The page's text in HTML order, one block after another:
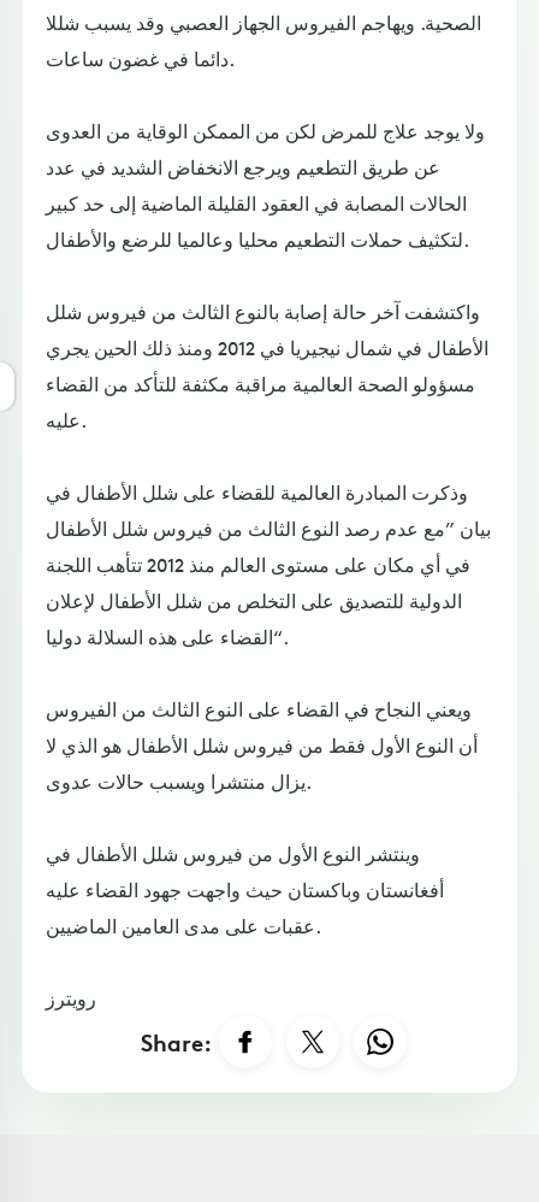
الصحية. ويهاجم الفيروس الجهاز العصبي وقد يسبب شللا
دائما في غضون ساعات.
ولا يوجد علاج للمرض لكن من الممكن الوقاية من العدوى
عن طريق التطعيم ويرجع الانخفاض الشديد في عدد
الحالات المصابة في العقود القليلة الماضية إلى حد كبير
لتكثيف حملات التطعيم محليا وعالميا للرضع والأطفال.
واكتشفت آخر حالة إصابة بالنوع الثالث من فيروس شلل
الأطفال في شمال نيجيريا في 2012 ومنذ ذلك الحين يجري
مسؤولو الصحة العالمية مراقبة مكثفة للتأكد من القضاء
عليه.
وذكرت المبادرة العالمية للقضاء على شلل الأطفال في
بيان ”مع عدم رصد النوع الثالث من فيروس شلل الأطفال
في أي مكان على مستوى العالم منذ 2012 تتأهب اللجنة
الدولية للتصديق على التخلص من شلل الأطفال لإعلان
القضاء على هذه السلالة دوليا“.
ويعني النجاح في القضاء على النوع الثالث من الفيروس
أن النوع الأول فقط من فيروس شلل الأطفال هو الذي لا
يزال منتشرا ويسبب حالات عدوى.
وينتشر النوع الأول من فيروس شلل الأطفال في
أفغانستان وباكستان حيث واجهت جهود القضاء عليه
عقبات على مدى العامين الماضيين.
رويترز
Share: